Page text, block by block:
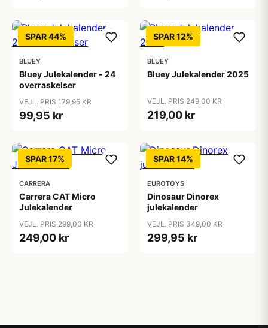
SPAR 44%
BLUEY
Bluey Julekalender - 24
overraskelser
VEJL. PRIS 179,95 KR
99,95 kr
SPAR 12%
BLUEY
Bluey Julekalender 2025
VEJL. PRIS 249,00 KR
219,00 kr
SPAR 17%
CARRERA
Carrera CAT Micro
Julekalender
VEJL. PRIS 299,00 KR
249,00 kr
SPAR 14%
EUROTOYS
Dinosaur Dinorex
julekalender
VEJL. PRIS 349,00 KR
299,95 kr